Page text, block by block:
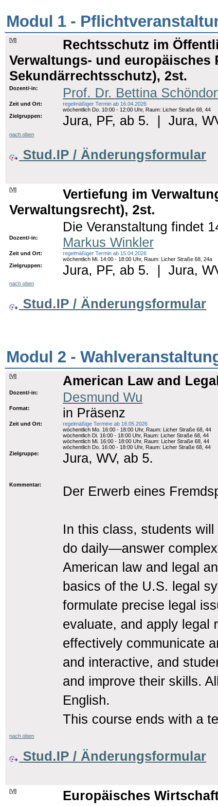
Modul 1 -
[Vl]
Rechtsschutz im
Verwaltungs- und europäisches
Sekundärrechtsschutz), 2st.
Dozent/-in: Prof. Dr. Bettina
Zeit und Ort:
regelmäßiger Termin ab 16.04.2026
wöchentlich Do. 10:00 - 12:00 Uhr, Raum: Licher Straße 68, 44
Zielgruppen:
Jura, PF, ab 5. | Jura,
nach oben
Stud.IP / Änderungsformular
[Vl]
Vertiefung im
Verwaltungsrecht), 2st.
Die Veranstaltung findet
Dozent/-in: Markus Winkler
Zeit und Ort:
regelmäßiger Termin ab 15.04.2026
wöchentlich Mi. 14:00 - 18:00 Uhr, Raum: Licher Straße 68, 24a
Zielgruppen:
Jura, PF, ab 5. | Jura,
nach oben
Stud.IP / Änderungsformular
Modul 2 -
[Vl] American Law and
Dozent/-in: Desmund Wu
Format: in Präsenz
Zeit und Ort:
regelmäßige Termine ab 18.05.2026
wöchentlich Mo. 16:00 - 18:00 Uhr, Raum: Licher Straße 68, 44
wöchentlich Di. 16:00 - 18:00 Uhr, Raum: Licher Straße 68, 44
wöchentlich Mi. 16:00 - 18:00 Uhr, Raum: Licher Straße 68, 44
wöchentlich Do. 16:00 - 18:00 Uhr, Raum: Licher Straße 68, 44
Zielgruppe:
Jura, WV, ab 5.
Kommentar: Der Erwerb eines
In this class, students
do daily—answer
American law and legal
basics of the U.S. legal
formulate precise legal
evaluate, and apply legal
effectively communicate
and interactive, and
and improve their skills.
English.
This course ends with a
nach oben
Stud.IP / Änderungsformular
[Vl]
Europäisches